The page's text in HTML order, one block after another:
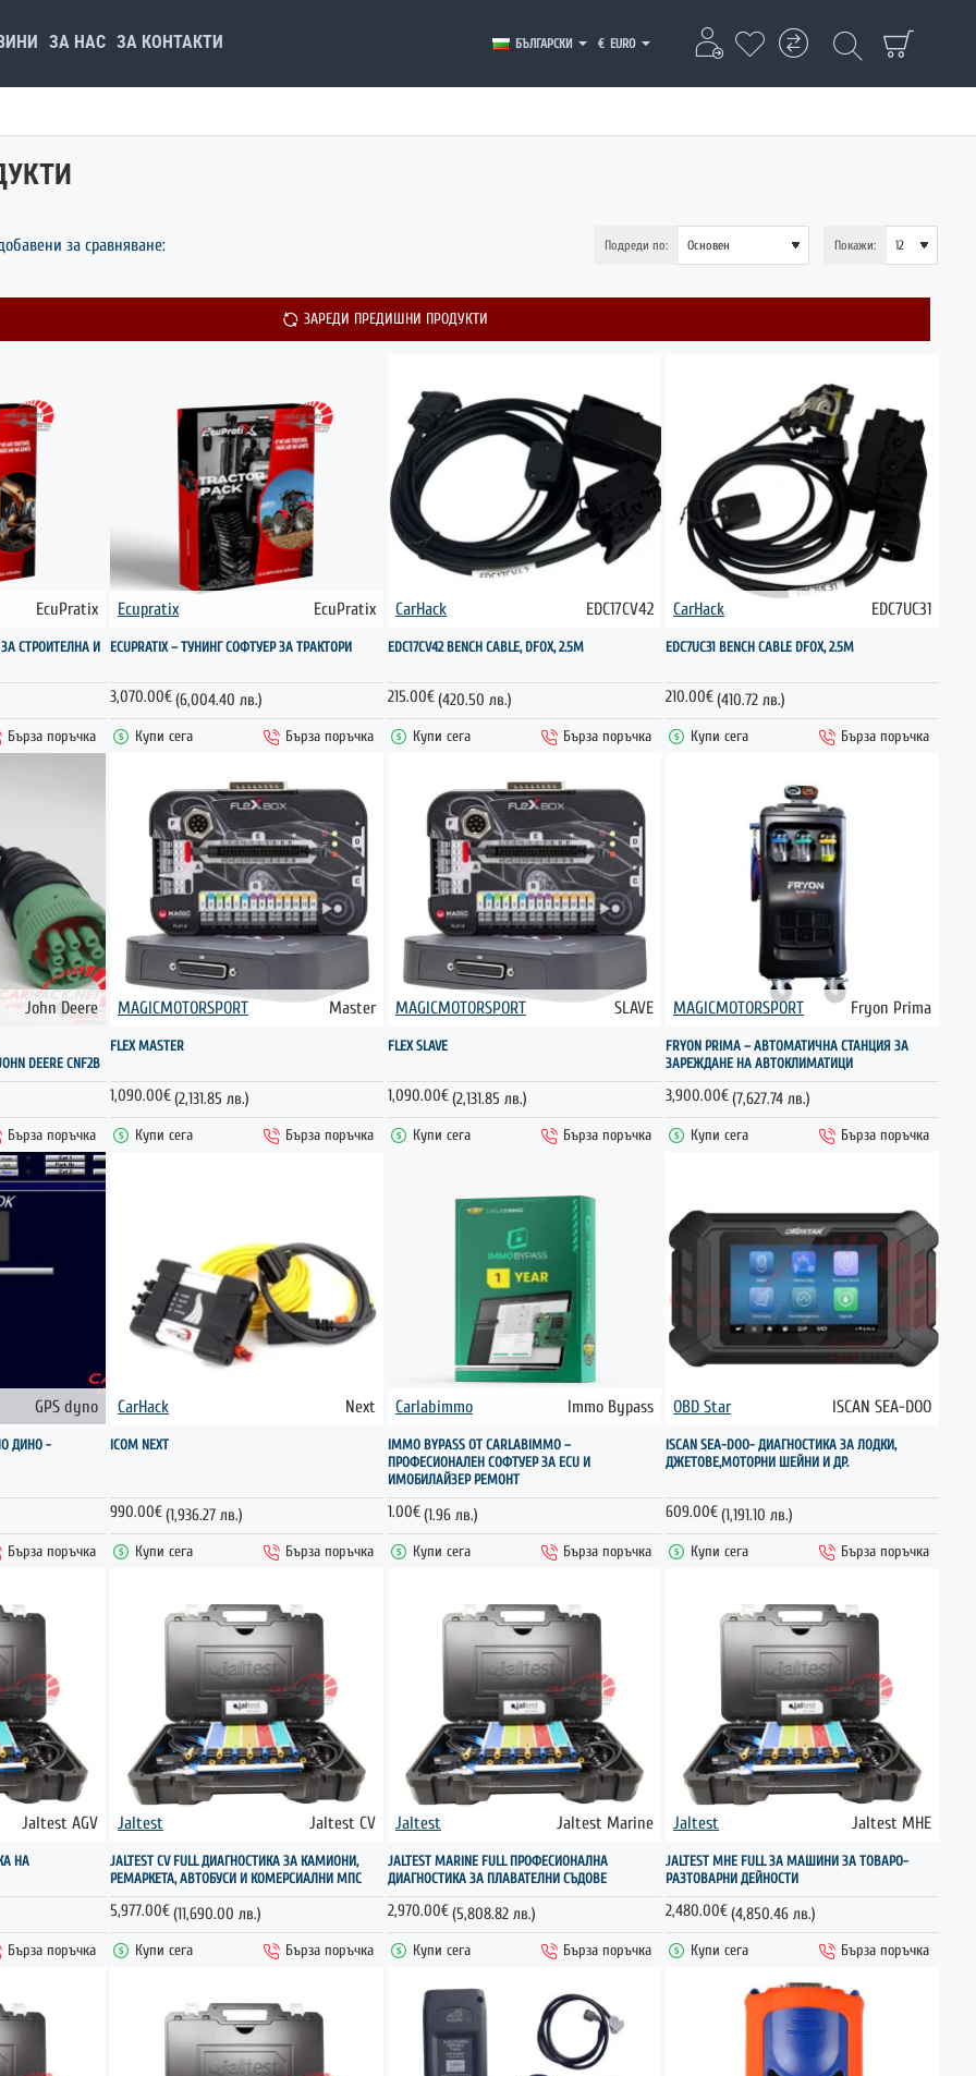
ЗА НАС ЗА КОНТАКТИ БЪЛГАРСКИ € EURO
за сравняване: Подреди по: Покажи:
ЗАРЕДИ ПРЕДИШНИ ПРОДУКТИ
НОВО
EcuPratix
ЗА СТРОИТЕЛНА И
Бърза поръчка
Ecupratix EcuPratix
ECUPRATIX – ТУНИНГ СОФТУЕР ЗА ТРАКТОРИ
3,070.00€(6,004.40 лв.)
Купи сега
Бърза поръчка
CarHack EDC17CV42
EDC17CV42 BENCH CABLE, DFOX, 2.5M
215.00€(420.50 лв.)
Купи сега
Бърза поръчка
CarHack EDC7UC31
EDC7UC31 BENCH CABLE DFOX, 2.5M
210.00€(410.72 лв.)
Купи сега
Бърза поръчка
John Deere
DEERE CNF2B
Бърза поръчка
MAGICMOTORSPORT Master
FLEX MASTER
1,090.00€(2,131.85 лв.)
Купи сега
Бърза поръчка
MAGICMOTORSPORT SLAVE
FLEX SLAVE
1,090.00€(2,131.85 лв.)
Купи сега
Бърза поръчка
НОВО
MAGICMOTORSPORT Fryon Prima
FRYON PRIMA – АВТОМАТИЧНА СТАНЦИЯ ЗА
ЗАРЕЖДАНЕ НА АВТОКЛИМАТИЦИ
3,900.00€(7,627.74 лв.)
Купи сега
Бърза поръчка
ГОРЕЩО
GPS dyno
ДИНО -
Бърза поръчка
CarHack Next
ICOM NEXT
990.00€(1,936.27 лв.)
Купи сега
Бърза поръчка
Carlabimmo Immo Bypass
IMMO BYPASS ОТ CARLABIMMO –
ПРОФЕСИОНАЛЕН СОФТУЕР ЗА ECU И
ИМОБИЛАЙЗЕР РЕМОНТ
1.00€(1.96 лв.)
Купи сега
Бърза поръчка
OBD Star ISCAN SEA-DOO
ISCAN SEA-DOO- ДИАГНОСТИКА ЗА ЛОДКИ,
ДЖЕТОВЕ,МОТОРНИ ШЕЙНИ И ДР.
609.00€(1,191.10 лв.)
Купи сега
Бърза поръчка
Jaltest AGV
НА
Бърза поръчка
Jaltest Jaltest CV
JALTEST CV FULL ДИАГНОСТИКА ЗА КАМИОНИ,
РЕМАРКЕТА, АВТОБУСИ И КОМЕРСИАЛНИ МПС
5,977.00€(11,690.00 лв.)
Купи сега
Бърза поръчка
Jaltest Jaltest Marine
JALTEST MARINE FULL ПРОФЕСИОНАЛНА
ДИАГНОСТИКА ЗА ПЛАВАТЕЛНИ СЪДОВЕ
2,970.00€(5,808.82 лв.)
Купи сега
Бърза поръчка
Jaltest Jaltest MHE
JALTEST MHE FULL ЗА МАШИНИ ЗА ТОВАРО-
РАЗТОВАРНИ ДЕЙНОСТИ
2,480.00€(4,850.46 лв.)
Купи сега
Бърза поръчка